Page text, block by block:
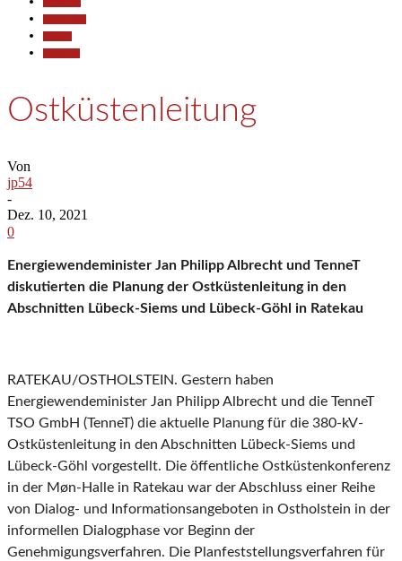
Ostküstenleitung
Von
jp54
-
Dez. 10, 2021
0
Energiewendeminister Jan Philipp Albrecht und TenneT
diskutierten die Planung der Ostküstenleitung in den
Abschnitten Lübeck-Siems und Lübeck-Göhl in Ratekau
RATEKAU/OSTHOLSTEIN. Gestern haben
Energiewendeminister Jan Philipp Albrecht und die TenneT
TSO GmbH (TenneT) die aktuelle Planung für die 380-kV-
Ostküstenleitung in den Abschnitten Lübeck-Siems und
Lübeck-Göhl vorgestellt. Die öffentliche Ostküstenkonferenz
in der Møn-Halle in Ratekau war der Abschluss einer Reihe
von Dialog- und Informationsangeboten in Ostholstein in der
informellen Dialogphase vor Beginn der
Genehmigungsverfahren. Die Planfeststellungsverfahren für